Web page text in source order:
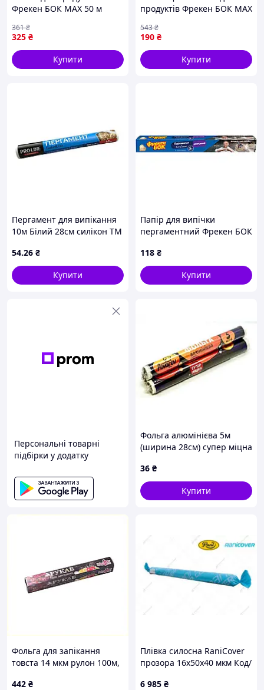
Фрекен БОК MAX 50 м
325 ₴
361₴
Купити
продуктів Фрекен БОК MAX
тільки на ZaGrosh.com.ua
190 ₴
543₴
Купити
Пергамент для випікання
10м Білий 28см силікон ТМ
54.26 ₴
Купити
Папір для випічки
пергаментний Фрекен БОК
(4820048483285) w
118 ₴
Купити
Персональні товарні
підбірки у додатку
Фольга алюмінієва 5м
(ширина 28см) супер міцна
36 ₴
Купити
Фольга для запікання
товста 14 мкм рулон 100м,
442 ₴
Плівка силосна RaniCover
прозора 16х50х40 мкм Код/
6 985 ₴